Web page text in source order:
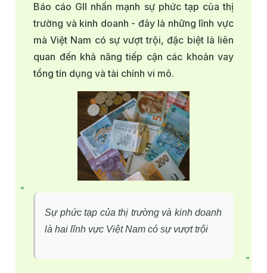
Báo cáo GII nhấn mạnh sự phức tạp của thị
trường và kinh doanh - đây là những lĩnh vực
mà Việt Nam có sự vượt trội, đặc biệt là liên
quan đến khả năng tiếp cận các khoản vay
tổng tín dụng và tài chính vi mô.
Sự phức tạp của thị trường và kinh doanh
là hai lĩnh vực Việt Nam có sự vượt trội